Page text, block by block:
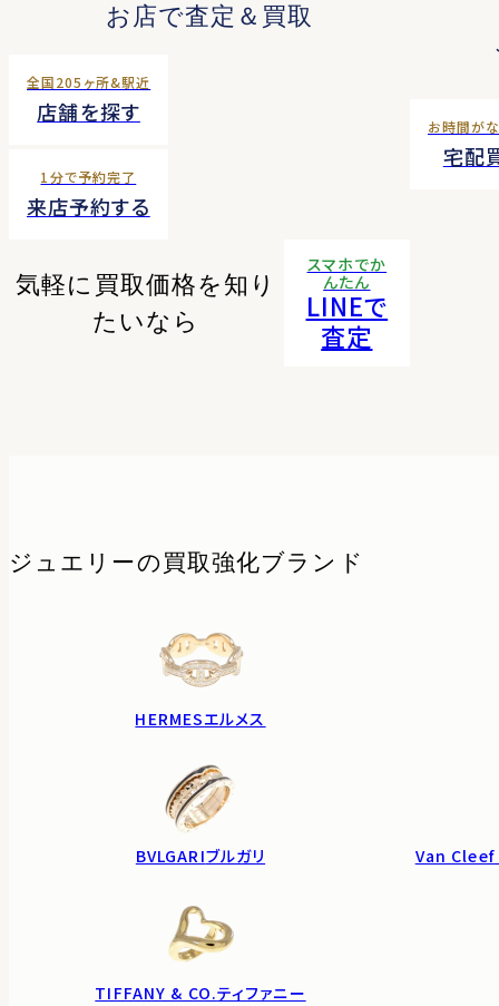
お店で査定＆買取
全国205ヶ所&駅近
店舗を探す
1分で予約完了
来店予約する
お時間が
宅配
気軽に買取価格を知り
たいなら
スマホでか
んたん
LINEで
査定
ジュエリーの 買取強化ブランド
HERMESエルメス
BVLGARIブルガリ Van
TIFFANY & CO.ティファニー